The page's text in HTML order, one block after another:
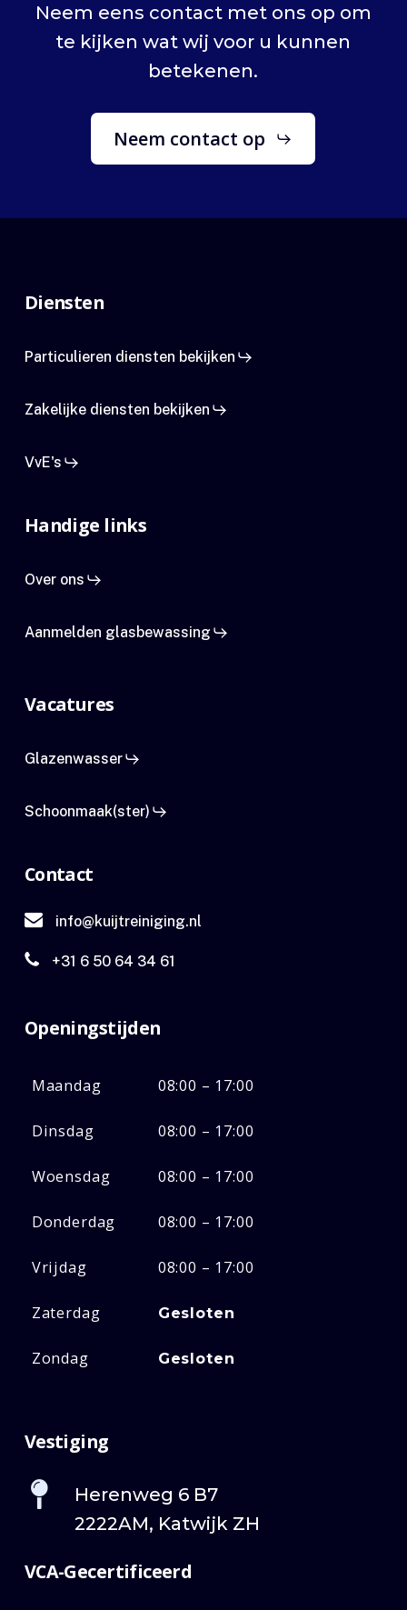
Neem eens contact met ons op om
te kijken wat wij voor u kunnen
betekenen.
Neem contact op
Diensten
Particulieren diensten bekijken
Zakelijke diensten bekijken
VvE's
Handige links
Over ons
Aanmelden glasbewassing
Vacatures
Glazenwasser
Schoonmaak(ster)
Contact
info@kuijtreiniging.nl
+31 6 50 64 34 61
Openingstijden
Maandag 08:00 – 17:00
Dinsdag 08:00 – 17:00
Woensdag 08:00 – 17:00
Donderdag 08:00 – 17:00
Vrijdag 08:00 – 17:00
Zaterdag Gesloten
Zondag Gesloten
Vestiging
Herenweg 6 B7
2222AM, Katwijk ZH
VCA-Gecertificeerd